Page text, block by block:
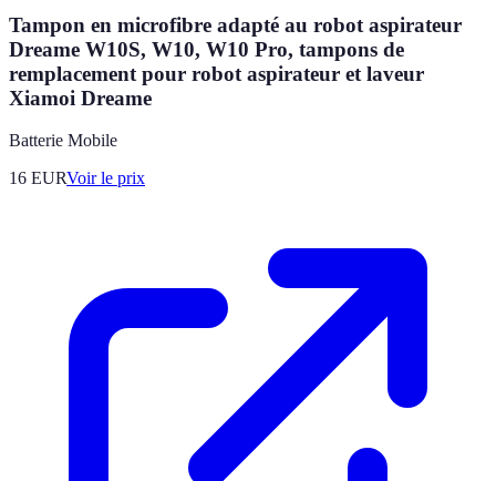
Tampon en microfibre adapté au robot aspirateur
Dreame W10S, W10, W10 Pro, tampons de
remplacement pour robot aspirateur et laveur
Xiamoi Dreame
Batterie Mobile
16 EURVoir le prix